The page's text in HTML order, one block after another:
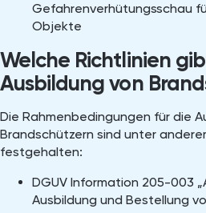
Gefahrenverhütungsschau
Objekte
Welche Richtlinien
Ausbildung von
Die Rahmenbedingungen für die
Brandschützern sind unter
festgehalten:
DGUV Information 205-003
Ausbildung und Bestellung